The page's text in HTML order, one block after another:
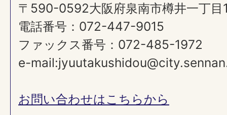
〒590-0592大阪府泉南市樽井一丁目
電話番号：072-447-9015
ファックス番号：072-485-1972
e-
お問い合わせはこちらから